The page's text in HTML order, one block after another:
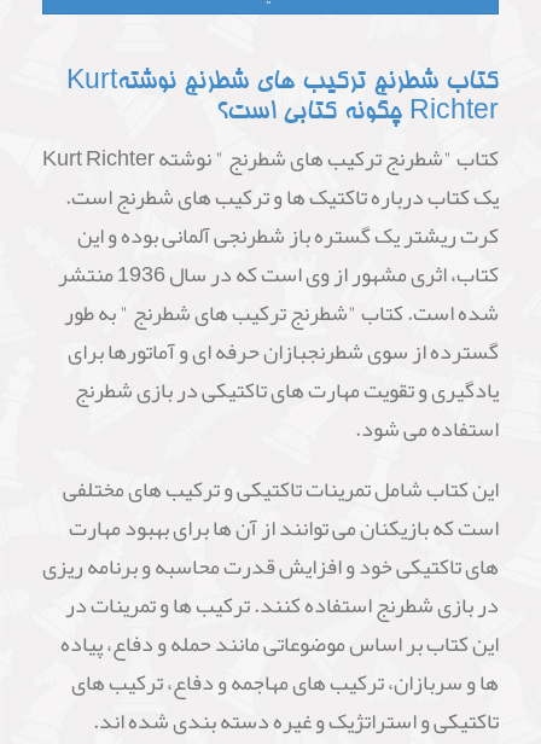
کتاب شطرنج ترکیب های شطرنج نوشتهKurt
Richter چگونه کتابی است؟
کتاب "شطرنج ترکیب های شطرنج " نوشته Kurt Richter
یک کتاب درباره تاکتیک ها و ترکیب های شطرنج است.
کرت ریشتر یک گستره باز شطرنجی آلمانی بوده و این
کتاب، اثری مشهور از وی است که در سال 1936 منتشر
شده است. کتاب "شطرنج ترکیب های شطرنج " به طور
گسترده از سوی شطرنجبازان حرفه ای و آماتورها برای
یادگیری و تقویت مهارت های تاکتیکی در بازی شطرنج
استفاده می شود.
این کتاب شامل تمرینات تاکتیکی و ترکیب های مختلفی
است که بازیکنان می توانند از آن ها برای بهبود مهارت
های تاکتیکی خود و افزایش قدرت محاسبه و برنامه ریزی
در بازی شطرنج استفاده کنند. ترکیب ها و تمرینات در
این کتاب بر اساس موضوعاتی مانند حمله و دفاع، پیاده
ها و سربازان، ترکیب های مهاجمه و دفاع، ترکیب های
تاکتیکی و استراتژیک و غیره دسته بندی شده اند.